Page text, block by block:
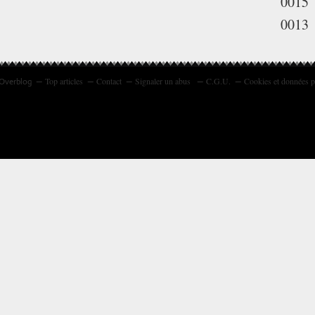
0013
Top articles Contact Signaler un abus C.G.U. Cookies et données